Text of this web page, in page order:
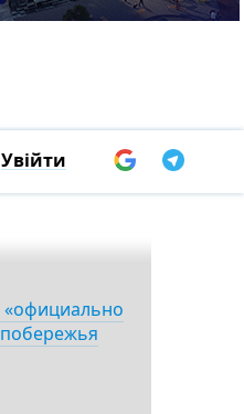
Увійти
«официально